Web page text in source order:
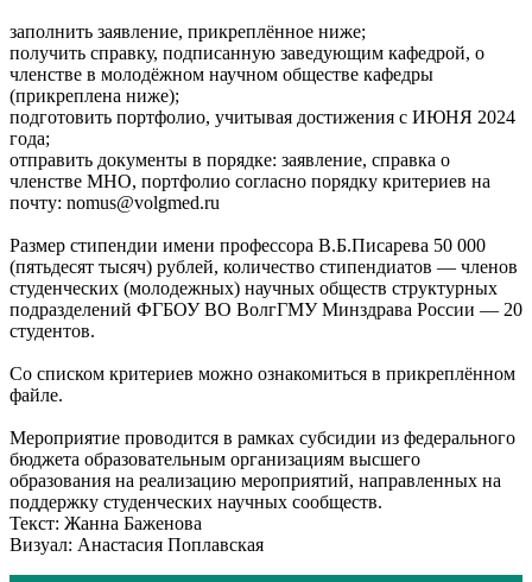
заполнить заявление, прикреплённое ниже;
получить справку, подписанную заведующим кафедрой, о
членстве в молодёжном научном обществе кафедры
(прикреплена ниже);
подготовить портфолио, учитывая достижения с ИЮНЯ 2024
года;
отправить документы в порядке: заявление, справка о
членстве МНО, портфолио согласно порядку критериев на
почту: nomus@volgmed.ru
Размер стипендии имени профессора В.Б.Писарева 50 000
(пятьдесят тысяч) рублей, количество стипендиатов — членов
студенческих (молодежных) научных обществ структурных
подразделений ФГБОУ ВО ВолгГМУ Минздрава России — 20
студентов.
Со списком критериев можно ознакомиться в прикреплённом
файле.
Мероприятие проводится в рамках субсидии из федерального
бюджета образовательным организациям высшего
образования на реализацию мероприятий, направленных на
поддержку студенческих научных сообществ.
Текст: Жанна Баженова
Визуал: Анастасия Поплавская